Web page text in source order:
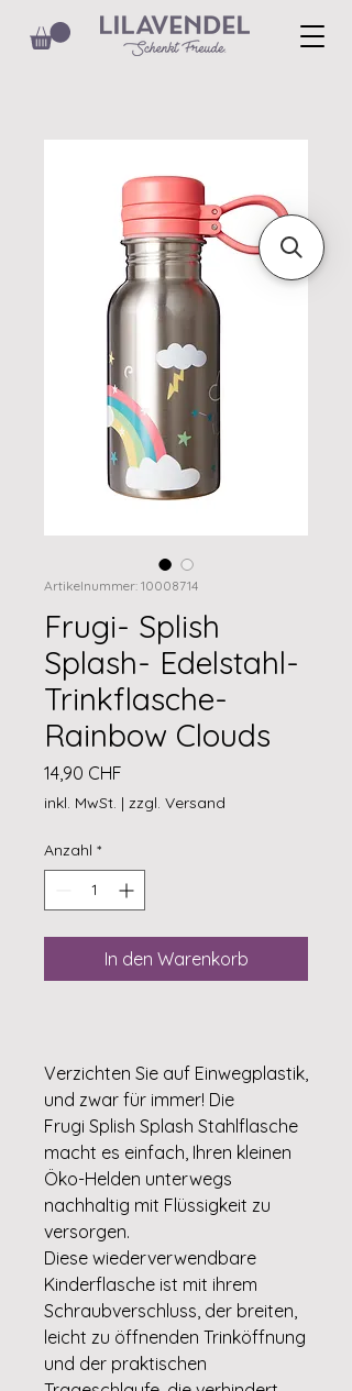
Artikelnummer: 10008714
Frugi- Splish
Splash- Edelstahl-
Trinkflasche-
Rainbow Clouds
14,90 CHF
inkl. MwSt. | zzgl. Versand
Anzahl *
In den Warenkorb
Verzichten Sie auf Einwegplastik,
und zwar für immer! Die
Frugi Splish Splash Stahlflasche
macht es einfach, Ihren kleinen
Öko-Helden unterwegs
nachhaltig mit Flüssigkeit zu
versorgen.
Diese wiederverwendbare
Kinderflasche ist mit ihrem
Schraubverschluss, der breiten,
leicht zu öffnenden Trinköffnung
und der praktischen